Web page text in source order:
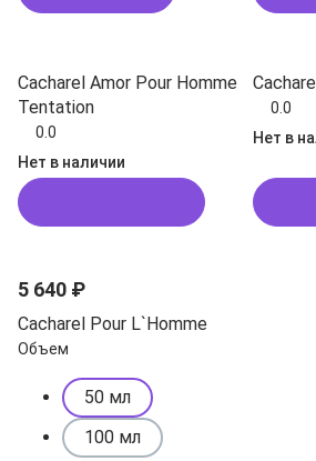
Cacharel Amor Pour Homme
Tentation
0.0
Нет в наличии
0.0
Нет в
5 640 ₽
Cacharel Pour L`Homme
Объем
50 мл
100 мл